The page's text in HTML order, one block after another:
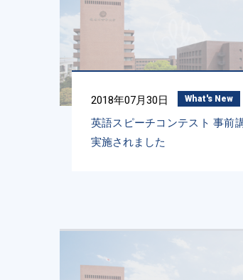
2018年07月30日 What's New
英語スピーチコンテスト 事前
実施されました